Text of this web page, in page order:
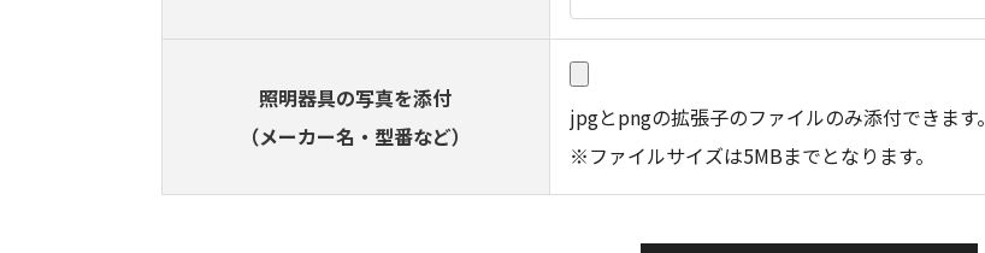
照明器具の写真を添付
（メーカー名・型番など）
jpgとpngの拡張子のファイルのみ添付​できます。
※ファイルサイズは5MBまでとなります。